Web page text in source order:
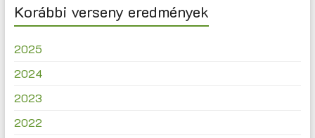
Korábbi verseny eredmények
2025
2024
2023
2022